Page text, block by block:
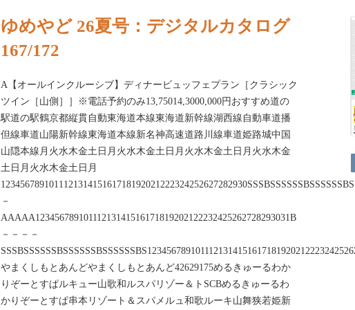
ゆめやど 26夏号：デジタルカタログ
167/172
A【オールインクルーシブ】ディナービュッフェプラン［クラシック
ツイン［山側］］※電話予約のみ13,75014,3000,000円おすすめ道の
駅道の駅鶴京都縦貫自動東海道本線東海道新幹線湖西線自動車道播
但線車道山陽新幹線東海道本線新名神高速道路川線車道姫路城中国
山隠本線月火水木金土日月火水木金土日月火水木金土日月火水木金
土日月火水木金土日月
－
AAAAA12345678910111213141516171819202122232425262728293031B
－－－－
やまくしもとあんどやまくしもとあんど42629175めるきゅーるわか
りぞーとすぱルキュー山歌和ルスパリゾー＆トSCBめるきゅーるわ
かりぞーとすぱ串本リゾート＆スパメルュ和歌ルーキ山舞狭若姫新